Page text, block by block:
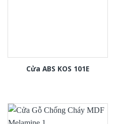
Cửa ABS KOS 101E